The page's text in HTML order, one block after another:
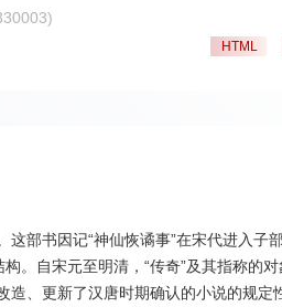
慎探索人民币稳定币的制度空间，构
监管沙盒的对接路径，系统推进我国
HTML
部书因记“神仙恢谲事”在宋代进入子
。自宋元至明清，“传奇”及其指称的
、更新了汉唐时期确认的小说的规定